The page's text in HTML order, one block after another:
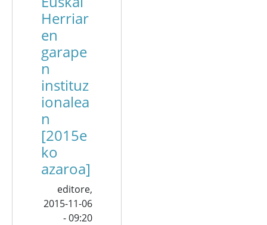
Herriar
en
garape
n
instituz
ionalea
n
[2015e
ko
azaroa]
editore,
2015-11-06
- 09:20